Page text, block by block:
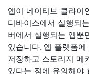
앱이 네이티브 클라이
디바이스에서 실행되
버에서 실행되는 앱뿐
있습니다. 앱 플랫폼
저장하고 스토리지 메
있다는 점에 유의해야